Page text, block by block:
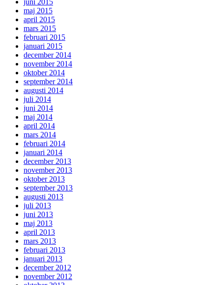
maj 2015
april 2015
mars 2015
februari 2015
januari 2015
december 2014
november 2014
oktober 2014
september 2014
augusti 2014
juli 2014
juni 2014
maj 2014
april 2014
mars 2014
februari 2014
januari 2014
december 2013
november 2013
oktober 2013
september 2013
augusti 2013
juli 2013
juni 2013
maj 2013
april 2013
mars 2013
februari 2013
januari 2013
december 2012
november 2012